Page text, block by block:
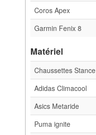
Coros Apex
Garmin Fenix 8
Matériel
Chaussettes Stance
Adidas Climacool
Asics Metaride
Puma ignite